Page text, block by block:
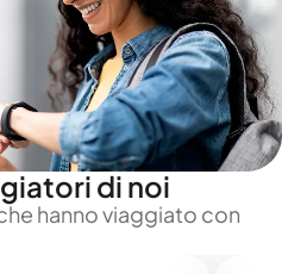
di noi
hanno viaggiato con